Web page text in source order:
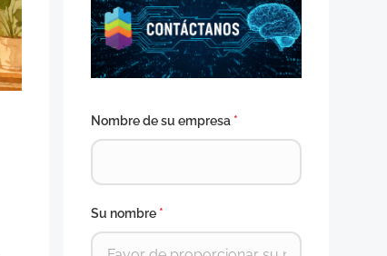
Nombre de su empresa *
Su nombre *